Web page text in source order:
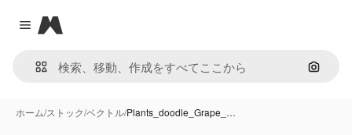
Close menu
Magnific
画像で
ホーム/ストック/ベクトル/Plants_doodle_Grape_…